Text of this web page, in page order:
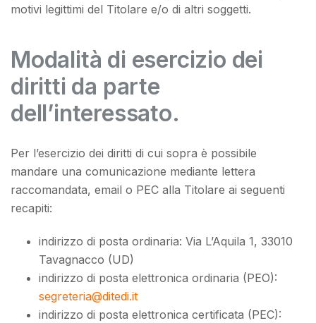
motivi legittimi del Titolare e/o di altri soggetti.
Modalità di esercizio dei
diritti da parte
dell’interessato.
Per l’esercizio dei diritti di cui sopra è possibile
mandare una comunicazione mediante lettera
raccomandata, email o PEC alla Titolare ai seguenti
recapiti:
indirizzo di posta ordinaria: Via L’Aquila 1, 33010
Tavagnacco (UD)
indirizzo di posta elettronica ordinaria (PEO):
segreteria@ditedi.it
indirizzo di posta elettronica certificata (PEC):